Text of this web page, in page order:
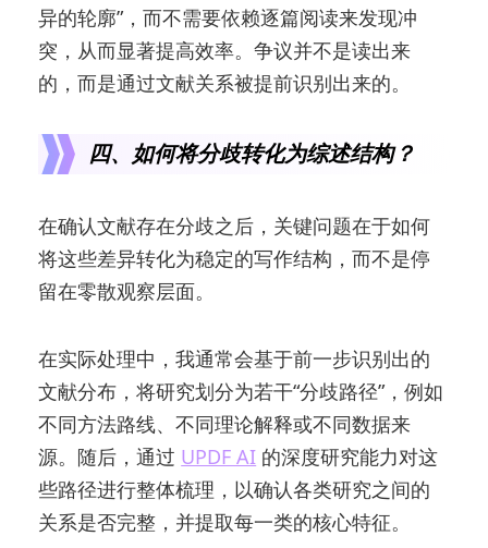
异的轮廓”，而不需要依赖逐篇阅读来发现冲
突，从而显著提高效率。争议并不是读出来
的，而是通过文献关系被提前识别出来的。
四、如何将分歧转化为综述结构？
在确认文献存在分歧之后，关键问题在于如何
将这些差异转化为稳定的写作结构，而不是停
留在零散观察层面。
在实际处理中，我通常会基于前一步识别出的
文献分布，将研究划分为若干“分歧路径”，例如
不同方法路线、不同理论解释或不同数据来
源。随后，通过 UPDF AI 的深度研究能力对这
些路径进行整体梳理，以确认各类研究之间的
关系是否完整，并提取每一类的核心特征。